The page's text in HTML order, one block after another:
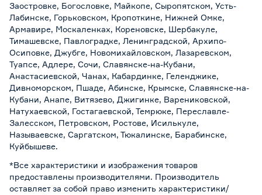
Заостровке, Богословке, Майкопе, Сыропятском, Усть-
Лабинске, Горьковском, Кропоткине, Нижней Омке,
Армавире, Москаленках, Кореновске, Шербакуле,
Тимашевске, Павлоградке, Ленинградской, Архипо-
Осиповке, Джубге, Новомихайловском, Лазаревском,
Туапсе, Адлере, Сочи, Славянске-на-Кубани,
Анастасиевской, Чанах, Кабардинке, Геленджике,
Дивноморском, Пшаде, Абинске, Крымске, Славянске-на-
Кубани, Анапе, Витязево, Джигинке, Варениковской,
Натухаевской, Гостагаевской, Темрюке, Переславле-
Залесском, Петровском, Ростове, Исилькуле,
Называевске, Саргатском, Тюкалинске, Барабинске,
Куйбышеве.
*Все характеристики и изображения товаров
предоставлены производителями. Производитель
оставляет за собой право изменить характеристики/